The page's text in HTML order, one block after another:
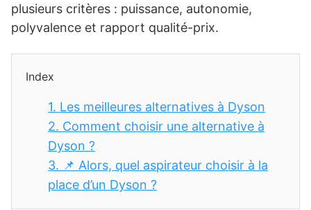
plusieurs critères : puissance, autonomie,
polyvalence et rapport qualité-prix.
Index
1. Les meilleures alternatives à Dyson
2. Comment choisir une alternative à
Dyson ?
3. 📌 Alors, quel aspirateur choisir à la
place d’un Dyson ?